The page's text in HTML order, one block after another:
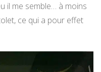
il me semble… à moins
ce qui a pour effet